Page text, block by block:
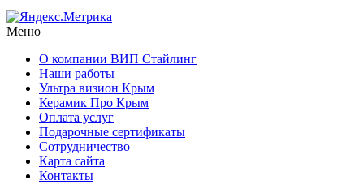
Меню
О компании ВИП Стайлинг
Наши работы
Ультра визион Крым
Керамик Про Крым
Оплата услуг
Подарочные сертификаты
Сотрудничество
Карта сайта
Контакты